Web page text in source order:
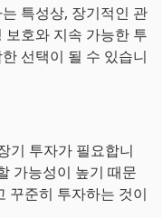
특성상, 장기적인 관
호와 지속 가능한 투
선택이 될 수 있습니
기 투자가 필요합니
가능성이 높기 때문
꾸준히 투자하는 것이